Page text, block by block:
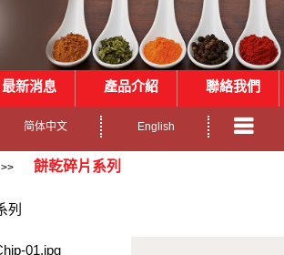
最新消息 產品介紹 聯絡我們
简体中文 English
餅乾碎片系列
列